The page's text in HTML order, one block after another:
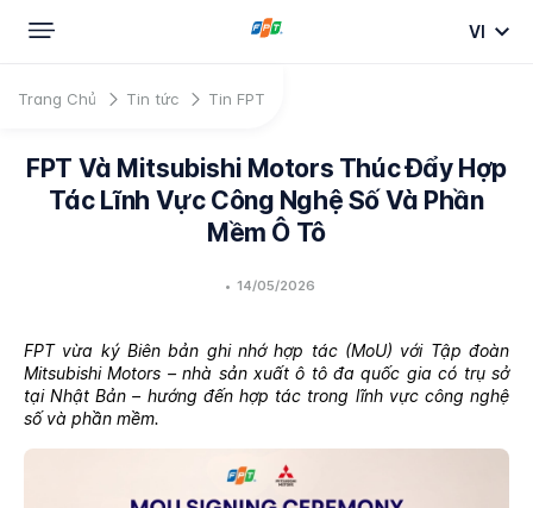
VI
Trang Chủ Tin tức Tin FPT
FPT Và Mitsubishi Motors Thúc Đẩy Hợp
Tác Lĩnh Vực Công Nghệ Số Và Phần
Mềm Ô Tô
• 14/05/2026
FPT vừa ký Biên bản ghi nhớ hợp tác (MoU) với Tập đoàn
Mitsubishi Motors – nhà sản xuất ô tô đa quốc gia có trụ sở
tại Nhật Bản – hướng đến hợp tác trong lĩnh vực công nghệ
số và phần mềm.